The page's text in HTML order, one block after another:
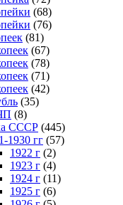
(68)
(76)
(81)
(67)
(78)
(71)
(42)
(35)
(8)
СССР (445)
1930 гг (57)
1922 г (2)
1923 г (4)
1924 г (11)
1925 г (6)